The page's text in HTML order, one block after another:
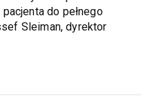
do pełnego
Sleiman, dyrektor